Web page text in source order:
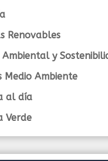
Renovables
Ambiental y
Medio Ambiente
al día
Verde